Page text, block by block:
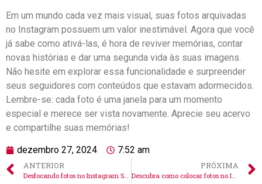
Em um mundo cada vez mais visual, suas fotos arquivadas
no Instagram possuem um valor inestimável.​ Agora que você
já sabe ​como ativá-las, é hora de reviver memórias, contar
novas histórias e ⁣dar‌ uma segunda vida às suas imagens.
Não hesite em explorar essa funcionalidade e surpreender
seus seguidores com‌ conteúdos que estavam⁢ adormecidos.
Lembre-se: cada foto é uma janela para um momento
⁤especial e merece ser vista novamente. Aprecie seu acervo⁤
e compartilhe ⁣suas memórias!
dezembro 27, 2024 7:52 am
ANTERIOR PRÓXIMA
Descubra como colocar fotos no Instagram sem cortar e arrasar!